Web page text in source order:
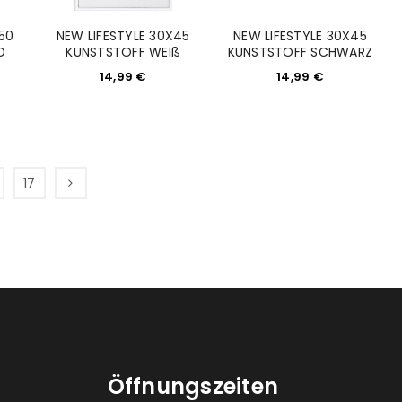
NEW LIFESTYLE 30X45
KUNSTSTOFF WEIß
14,99 €
NEW LIFESTYLE 30X45
KUNSTSTOFF SCHWARZ
14,99 €
17
Öffnungszeiten